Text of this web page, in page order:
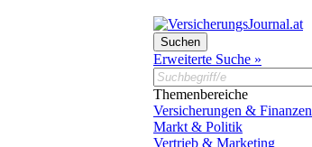
Erweiterte Suche »
Themenbereiche
Versicherungen & Finanzen
Markt & Politik
Vertrieb & Marketing